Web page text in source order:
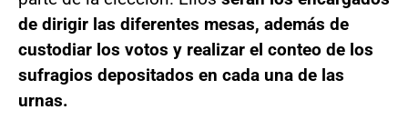
de dirigir las diferentes mesas, además de
custodiar los votos y realizar el conteo de los
sufragios depositados en cada una de las
urnas.